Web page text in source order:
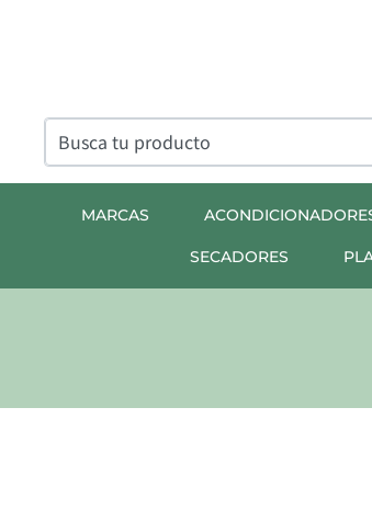
MARCAS
SECADORES